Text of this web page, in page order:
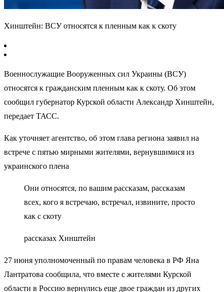
Хинштейн: ВСУ относятся к пленным как к скоту
Военнослужащие Вооруженных сил Украины (ВСУ)
относятся к гражданским пленным как к скоту. Об этом
сообщил губернатор Курской области Александр Хинштейн,
передает ТАСС.
Как уточняет агентство, об этом глава региона заявил на
встрече с пятью мирными жителями, вернувшимися из
украинского плена
Они относятся, по вашим рассказам, рассказам
всех, кого я встречаю, встречал, извините, просто
как с скоту
рассказах Хинштейн
27 июня уполномоченный по правам человека в РФ Яна
Лантратова сообщила, что вместе с жителями Курской
области в Россию вернулись еще двое граждан из других